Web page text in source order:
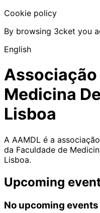
Cookie policy
By browsing 3cket you
English
Medicina
Lisboa
A AAMDL é a
da Faculdade de
Lisboa.
Upcoming
No upcoming events